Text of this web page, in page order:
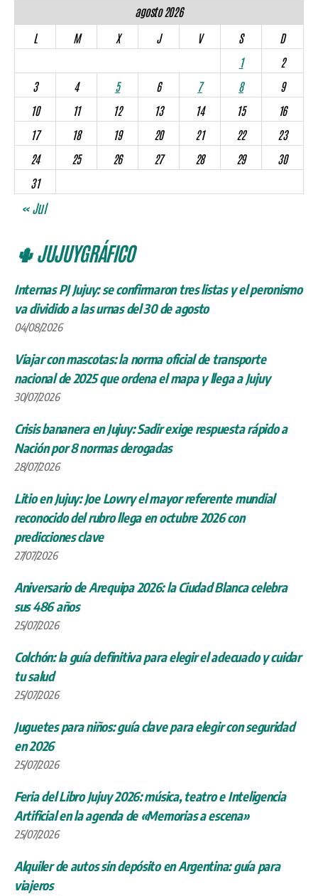
agosto 2026
L
M X J V S
D
1
2
3
4 5 6 7 8
9
10
11 12 13 14 15
16
17
18 19 20 21 22
23
24
25 26 27 28 29
30
31
« Jul
🌵 JUJUYGRÁFICO
Internas PJ Jujuy: se confirmaron tres listas y el peronismo
va dividido a las urnas del 30 de agosto
04/08/2026
Viajar con mascotas: la norma oficial de transporte
nacional de 2025 que ordena el mapa y llega a Jujuy
30/07/2026
Crisis bananera en Jujuy: Sadir exige respuesta rápido a
Nación por 8 normas derogadas
28/07/2026
Litio en Jujuy: Joe Lowry el mayor referente mundial
reconocido del rubro llega en octubre 2026 con
predicciones clave
27/07/2026
Aniversario de Arequipa 2026: la Ciudad Blanca celebra
sus 486 años
25/07/2026
Colchón: la guía definitiva para elegir el adecuado y cuidar
tu salud
25/07/2026
Juguetes para niños: guía clave para elegir con seguridad
en 2026
25/07/2026
Feria del Libro Jujuy 2026: música, teatro e Inteligencia
Artificial en la agenda de «Memorias a escena»
25/07/2026
Alquiler de autos sin depósito en Argentina: guía para
viajeros